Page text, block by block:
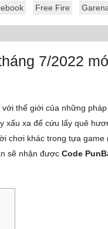
Free Fire
7/2022
thể giới của những
xa để cứu lấy quê
chơi khác trong tựa game
sẽ nhận được Code